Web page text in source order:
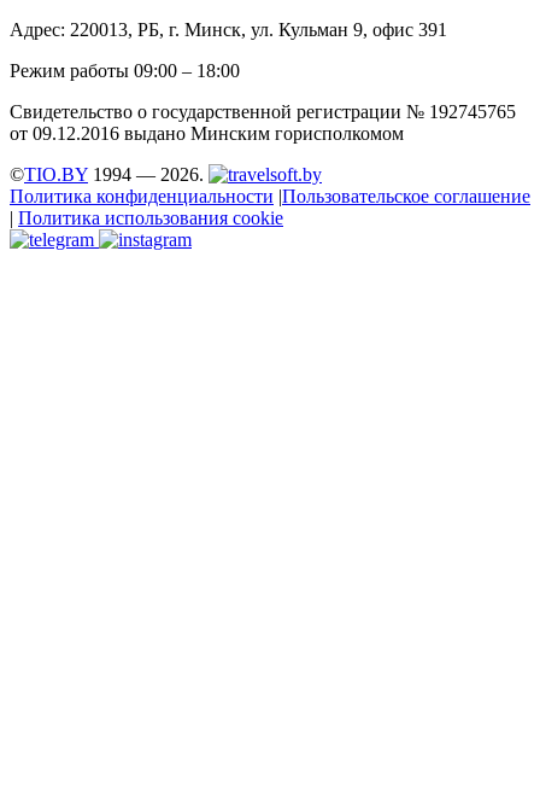
Адрес: 220013, РБ, г. Минск, ул. Кульман 9, офис 391
Режим работы 09:00 – 18:00
Свидетельство о государственной регистрации № 192745765
от 09.12.2016 выдано Минским горисполкомом
©TIO.BY 1994 — 2026.
Политика конфиденциальности |Пользовательское соглашение
| Политика использования cookie